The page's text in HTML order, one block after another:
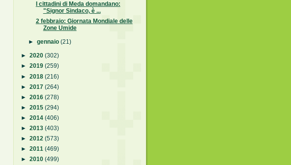
I cittadini di Meda domandano:
"Signor Sindaco, è ...
2 febbraio: Giornata Mondiale delle
Zone Umide
► gennaio (21)
► 2020 (302)
► 2019 (259)
► 2018 (216)
► 2017 (264)
► 2016 (278)
► 2015 (294)
► 2014 (406)
► 2013 (403)
► 2012 (573)
► 2011 (469)
► 2010 (499)